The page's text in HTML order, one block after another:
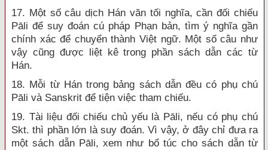
17. Một số câu dịch Hán văn tối nghĩa, cần đối chiếu
Pāli để suy đoán cú pháp Phạn bản, tìm ý nghĩa gần
chính xác để chuyển thành Việt ngữ. Một số câu như
vậy cũng được liệt kê trong phần sách dẫn các từ
Hán.
18. Mỗi từ Hán trong bảng sách dẫn đều có phụ chú
Pāli và Sanskrit để tiện việc tham chiếu.
19. Tài liệu đối chiếu chủ yếu là Pāli, nếu có phụ chú
Skt. thì phần lớn là suy đoán. Vì vậy, ở đây chỉ đưa ra
một sách dẫn Pāli, xem như bổ túc cho sách dẫn từ